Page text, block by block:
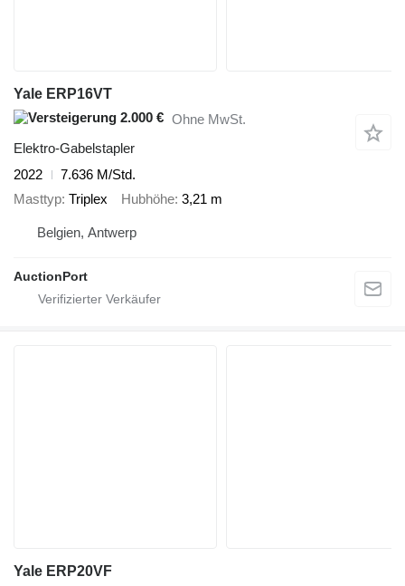
Yale ERP16VT
2.000 € Ohne MwSt.
Elektro-Gabelstapler
2022
7.636 M/Std.
Masttyp Triplex Hubhöhe 3,21 m
Belgien, Antwerp
AuctionPort
Yale ERP20VF